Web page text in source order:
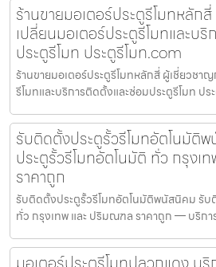
ร้านขายมอเตอร์ประตูรีโมทหลัก
เปลี่ยนมอเตอร์ประตูรีโมทและบ
ประตูรีโมท ประตูรีโมท.com
ร้านขายมอเตอร์ประตูรีโมทหลักสี่ ผู้เชี่ยวชา
รีโมทและบริการติดตั้งและซ่อมประตูรีโมท ปร
รับติดตั้งประตูรั้วรีโมทอัตโนมัติ
ประตูรั้วรีโมทอัตโนมัติ ทั่ว กรุง
ราคาถูก
รับติดตั้งประตูรั้วรีโมทอัตโนมัติพนัสนิคม รับ
ทั่ว กรุงเทพ และ ปริมณฑล ราคาถูก — บริก